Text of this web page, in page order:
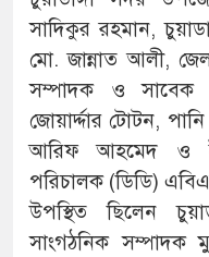
সাদিকুর রহমান,
মো. জান্নাত আলী,
সম্পাদক ও সাবেক
জোয়ার্দ্দার টোটন,
আরিফ আহমেদ ও
পরিচালক (ডিডি)
উপস্থিত ছিলেন
সাংগঠনিক সম্পাদক